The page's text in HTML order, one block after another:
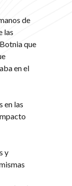
de
las
que
en el
en las
y